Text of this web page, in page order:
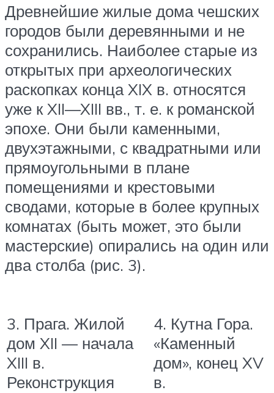
Древнейшие жилые дома чешских
городов были деревянными и не
сохранились. Наиболее старые из
открытых при археологических
раскопках конца XIX в. относятся
уже к XII—XIII вв., т. е. к романской
эпохе. Они были каменными,
двухэтажными, с квадратными или
прямоугольными в плане
помещениями и крестовыми
сводами, которые в более крупных
комнатах (быть может, это были
мастерские) опирались на один или
два столба (рис. 3).
3. Прага. Жилой
дом XII — начала
XIII в.
Реконструкция
4. Кутна Гора.
«Каменный
дом», конец XV
в.